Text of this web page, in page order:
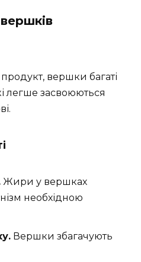
вершки багаті
легше засвоюються
Жири у вершках
необхідною
Вершки збагачують